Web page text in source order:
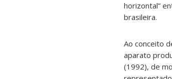
horizontal”
brasileira.
Ao conceito
aparato
(1992), de